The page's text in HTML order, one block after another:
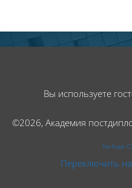
Вы используете
©2026, Академия
На базе
Переключить